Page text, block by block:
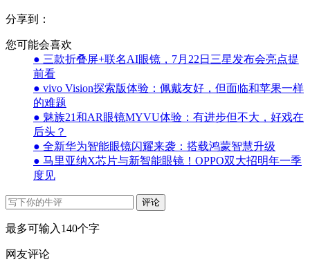
分享到：
您可能会喜欢
● 三款折叠屏+联名AI眼镜，7月22日三星发布会亮点提
前看
● vivo Vision探索版体验：佩戴友好，但面临和苹果一样
的难题
● 魅族21和AR眼镜MYVU体验：有进步但不大，好戏在
后头？
● 全新华为智能眼镜闪耀来袭：搭载鸿蒙智慧升级
● 马里亚纳X芯片与新智能眼镜！OPPO双大招明年一季
度见
评论
最多可输入140个字
网友评论